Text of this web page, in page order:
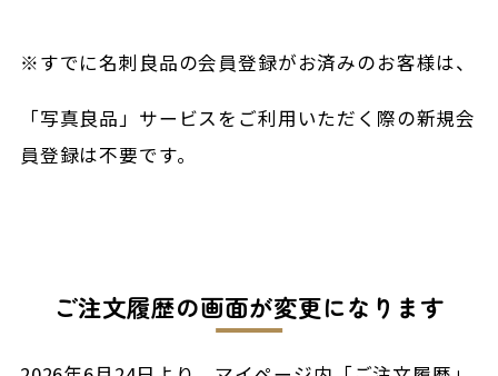
※すでに名刺良品の会員登録がお済みのお客様は、
「写真良品」サービスをご利用いただく際の新規会
員登録は不要です。
ご注文履歴の画面が変更になります